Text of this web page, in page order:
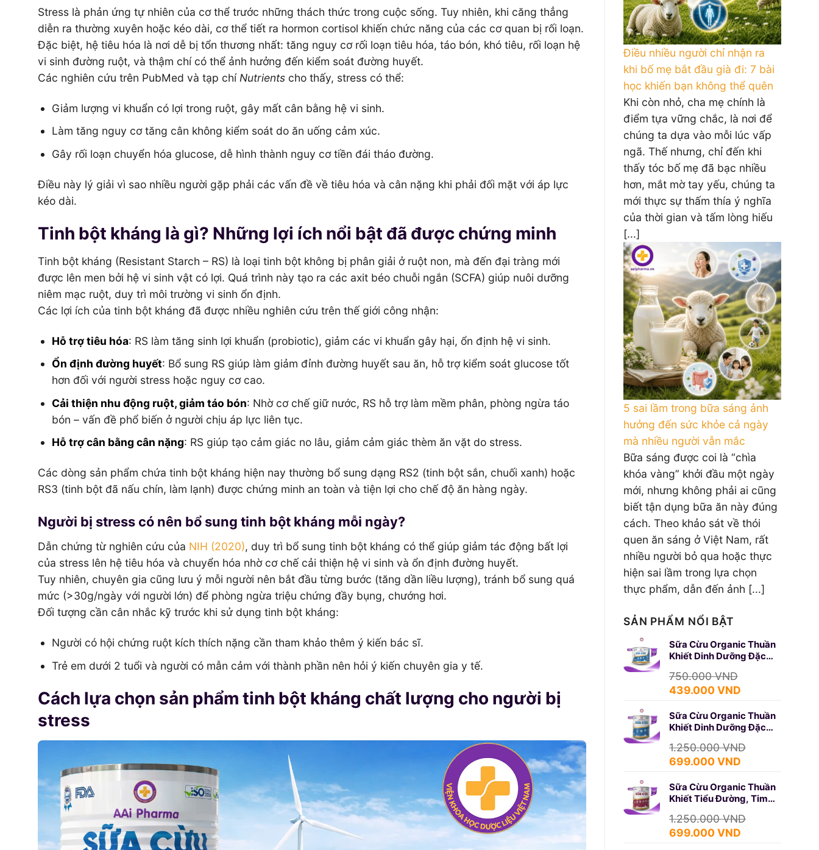
Stress là phản ứng tự nhiên của cơ thể trước những thách thức trong cuộc sống. Tuy nhiên, khi căng thẳng
diễn ra thường xuyên hoặc kéo dài, cơ thể tiết ra hormon cortisol khiến chức năng của các cơ quan bị rối loạn.
Đặc biệt, hệ tiêu hóa là nơi dễ bị tổn thương nhất: tăng nguy cơ rối loạn tiêu hóa, táo bón, khó tiêu, rối loạn hệ
vi sinh đường ruột, và thậm chí có thể ảnh hưởng đến kiểm soát đường huyết.
Các nghiên cứu trên PubMed và tạp chíNutrients cho thấy, stress có thể:
Giảm lượng vi khuẩn có lợi trong ruột, gây mất cân bằng hệ vi sinh.
Làm tăng nguy cơ tăng cân không kiểm soát do ăn uống cảm xúc.
Gây rối loạn chuyển hóa glucose, dễ hình thành nguy cơ tiền đái tháo đường.
Điều này lý giải vì sao nhiều người gặp phải các vấn đề về tiêu hóa và cân nặng khi phải đối mặt với áp lực
kéo dài.
Tinh bột kháng là gì? Những lợi ích nổi bật đã được chứng minh
Tinh bột kháng (Resistant Starch – RS) là loại tinh bột không bị phân giải ở ruột non, mà đến đại tràng mới
được lên men bởi hệ vi sinh vật có lợi. Quá trình này tạo ra các axit béo chuỗi ngắn (SCFA) giúp nuôi dưỡng
niêm mạc ruột, duy trì môi trường vi sinh ổn định.
Các lợi ích của tinh bột kháng đã được nhiều nghiên cứu trên thế giới công nhận:
Hỗ trợ tiêu hóa: RS làm tăng sinh lợi khuẩn (probiotic), giảm các vi khuẩn gây hại, ổn định hệ vi sinh.
Ổn định đường huyết: Bổ sung RS giúp làm giảm đỉnh đường huyết sau ăn, hỗ trợ kiểm soát glucose tốt
hơn đối với người stress hoặc nguy cơ cao.
Cải thiện nhu động ruột, giảm táo bón: Nhờ cơ chế giữ nước, RS hỗ trợ làm mềm phân, phòng ngừa táo
bón – vấn đề phổ biến ở người chịu áp lực liên tục.
Hỗ trợ cân bằng cân nặng: RS giúp tạo cảm giác no lâu, giảm cảm giác thèm ăn vặt do stress.
Các dòng sản phẩm chứa tinh bột kháng hiện nay thường bổ sung dạng RS2 (tinh bột sắn, chuối xanh) hoặc
RS3 (tinh bột đã nấu chín, làm lạnh) được chứng minh an toàn và tiện lợi cho chế độ ăn hàng ngày.
Người bị stress có nên bổ sung tinh bột kháng mỗi ngày?
Dẫn chứng từ nghiên cứu của NIH (2020), duy trì bổ sung tinh bột kháng có thể giúp giảm tác động bất lợi
của stress lên hệ tiêu hóa và chuyển hóa nhờ cơ chế cải thiện hệ vi sinh và ổn định đường huyết.
Tuy nhiên, chuyên gia cũng lưu ý mỗi người nên bắt đầu từng bước (tăng dần liều lượng), tránh bổ sung quá
mức (>30g/ngày với người lớn) để phòng ngừa triệu chứng đầy bụng, chướng hơi.
Đối tượng cần cân nhắc kỹ trước khi sử dụng tinh bột kháng:
Người có hội chứng ruột kích thích nặng cần tham khảo thêm ý kiến bác sĩ.
Trẻ em dưới 2 tuổi và người có mẫn cảm với thành phần nên hỏi ý kiến chuyên gia y tế.
Cách lựa chọn sản phẩm tinh bột kháng chất lượng cho người bị
stress
Điều nhiều người chỉ nhận ra
khi bố mẹ bắt đầu già đi: 7 bài
học khiến bạn không thể quên
Khi còn nhỏ, cha mẹ chính là
điểm tựa vững chắc, là nơi để
chúng ta dựa vào mỗi lúc vấp
ngã. Thế nhưng, chỉ đến khi
thấy tóc bố mẹ đã bạc nhiều
hơn, mắt mờ tay yếu, chúng ta
mới thực sự thấm thía ý nghĩa
của thời gian và tấm lòng hiếu
[...]
5 sai lầm trong bữa sáng ảnh
hưởng đến sức khỏe cả ngày
mà nhiều người vẫn mắc
Bữa sáng được coi là “chìa
khóa vàng” khởi đầu một ngày
mới, nhưng không phải ai cũng
biết tận dụng bữa ăn này đúng
cách. Theo khảo sát về thói
quen ăn sáng ở Việt Nam, rất
nhiều người bỏ qua hoặc thực
hiện sai lầm trong lựa chọn
thực phẩm, dẫn đến ảnh [...]
SẢN PHẨM NỔI BẬT
Sữa Cừu Organic Thuần
Khiết Dinh Dưỡng Đặc
750.000VND
Giá
là:
750.000 VND.
439.000 VND
tại
là:
439.000 VND.
Sữa Cừu Organic Thuần
Khiết Dinh Dưỡng Đặc
1.250.000VND
Giá
là:
1.250.000 VND.
699.000 VND
tại
là:
699.000 VND.
Sữa Cừu Organic Thuần
Khiết Tiểu Đường, Tim
1.250.000VND
Giá
699.000 VND